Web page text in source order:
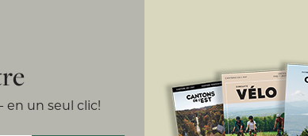
en un seul clic!